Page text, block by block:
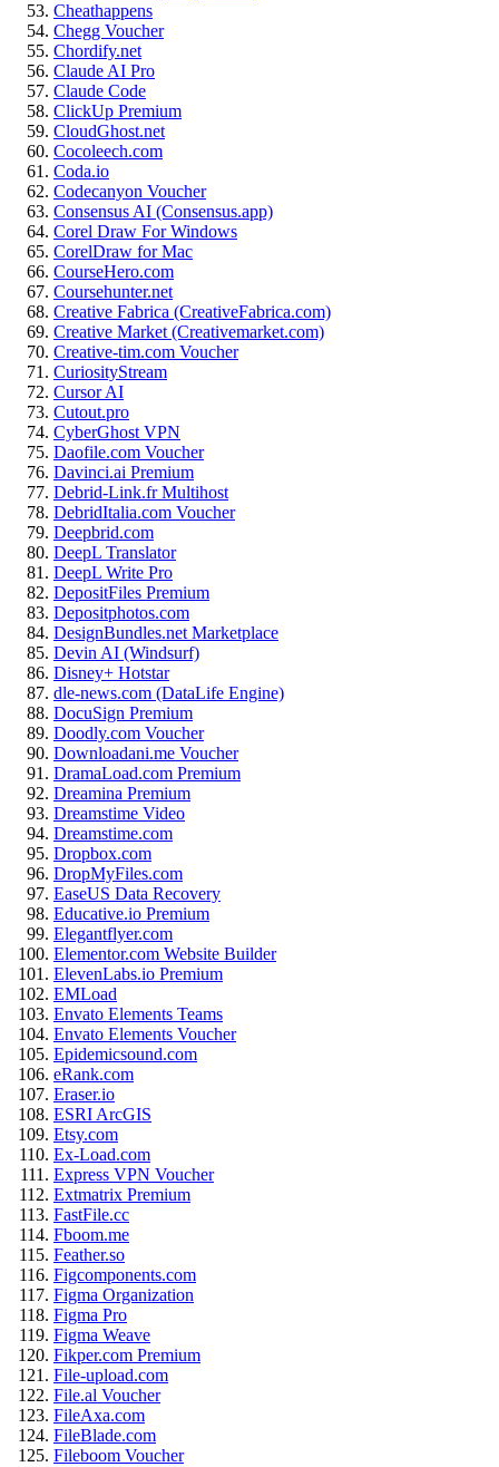
Cheathappens
Chegg Voucher
Chordify.net
Claude AI Pro
Claude Code
ClickUp Premium
CloudGhost.net
Cocoleech.com
Coda.io
Codecanyon Voucher
Consensus AI (Consensus.app)
Corel Draw For Windows
CorelDraw for Mac
CourseHero.com
Coursehunter.net
Creative Fabrica (CreativeFabrica.com)
Creative Market (Creativemarket.com)
Creative-tim.com Voucher
CuriosityStream
Cursor AI
Cutout.pro
CyberGhost VPN
Daofile.com Voucher
Davinci.ai Premium
Debrid-Link.fr Multihost
DebridItalia.com Voucher
Deepbrid.com
DeepL Translator
DeepL Write Pro
DepositFiles Premium
Depositphotos.com
DesignBundles.net Marketplace
Devin AI (Windsurf)
Disney+ Hotstar
dle-news.com (DataLife Engine)
DocuSign Premium
Doodly.com Voucher
Downloadani.me Voucher
DramaLoad.com Premium
Dreamina Premium
Dreamstime Video
Dreamstime.com
Dropbox.com
DropMyFiles.com
EaseUS Data Recovery
Educative.io Premium
Elegantflyer.com
Elementor.com Website Builder
ElevenLabs.io Premium
EMLoad
Envato Elements Teams
Envato Elements Voucher
Epidemicsound.com
eRank.com
Eraser.io
ESRI ArcGIS
Etsy.com
Ex-Load.com
Express VPN Voucher
Extmatrix Premium
FastFile.cc
Fboom.me
Feather.so
Figcomponents.com
Figma Organization
Figma Pro
Figma Weave
Fikper.com Premium
File-upload.com
File.al Voucher
FileAxa.com
FileBlade.com
Fileboom Voucher